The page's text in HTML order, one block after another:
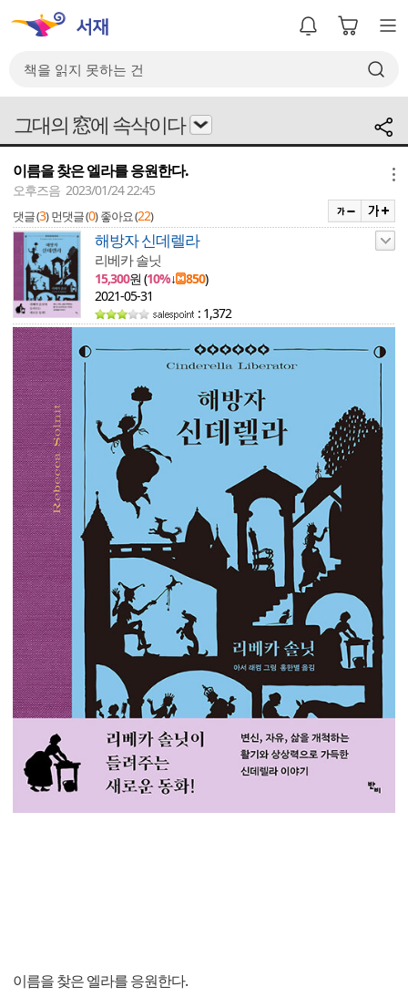
그대의 窓에 속삭이다
이름을 찾은 엘라를 응원한다.
오후즈음 2023/01/24 22:45
댓글 (3) 먼댓글 (0) 좋아요 (22)
해방자 신데렐라
리베카 솔닛
15,300원 (10%↓ 850)
2021-05-31
: 1,372
이름을 찾은 엘라를 응원한다.